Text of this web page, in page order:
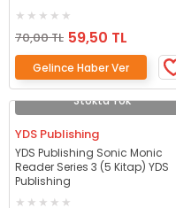
70,00 TL 59,50 TL
Gelince Haber Ver
Stokta Yok
YDS Publishing
YDS Publishing Sonic Monic
Reader Series 3 (5 Kitap) YDS
Publishing